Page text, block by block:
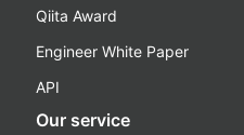
Qiita Award
Engineer White Paper
API
Our service